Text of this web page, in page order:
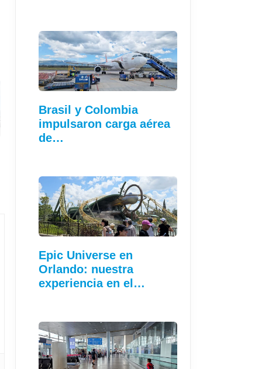
Brasil y Colombia
impulsaron carga aérea
de…
Epic Universe en
Orlando: nuestra
experiencia en el…